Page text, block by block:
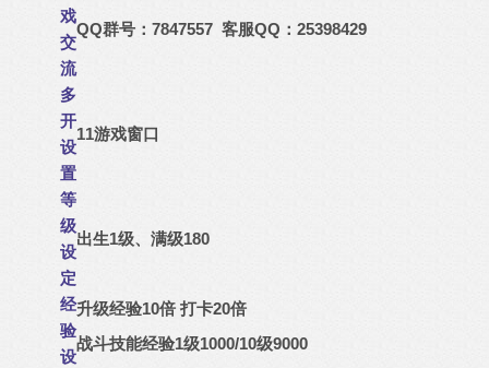
戏
交
流
QQ群号：7847557 客服QQ：25398429
多
开
设
置
11游戏窗口
等
级
设
定
出生1级、满级180
经
验
设
升级经验10倍 打卡20倍
战斗技能经验1级1000/10级9000